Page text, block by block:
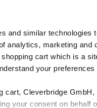
and similar
analytics, marketing
cart which is a
your
cart, Cleverbridge
your consent on
con 3CAD Next de